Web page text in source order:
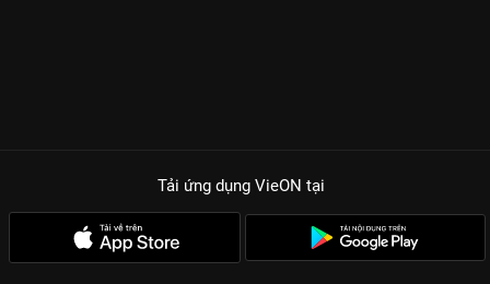
Tải ứng dụng VieON tại